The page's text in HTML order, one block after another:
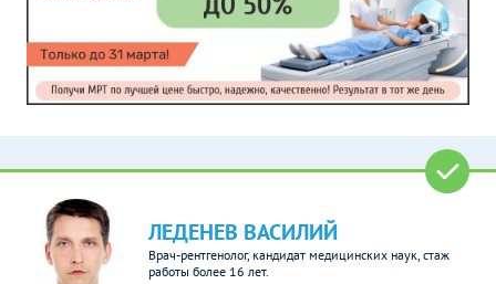
ЛЕДЕНЕВ ВАСИЛИЙ
Врач-рентгенолог, кандидат медицинских наук, стаж
работы более 16 лет.